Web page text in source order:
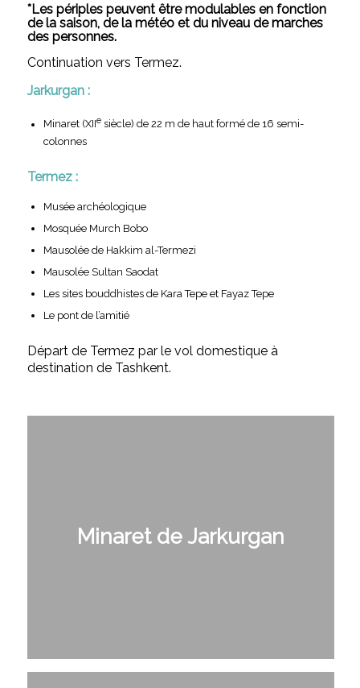
*Les périples peuvent être modulables en fonction
de la saison, de la météo et du niveau de marches
des personnes.
Continuation vers Termez.
Jarkurgan :
Minaret (XII esiècle) de 22 m de haut formé de 16 semi-
colonnes
Termez :
Musée archéologique
Mosquée Murch Bobo
Mausolée de Hakkim al-Termezi
Mausolée Sultan Saodat
Les sites bouddhistes de Kara Tepe et Fayaz Tepe
Le pont de l’amitié
Départ de Termez par le vol domestique à
destination de Tashkent.
Minaret de Jarkurgan